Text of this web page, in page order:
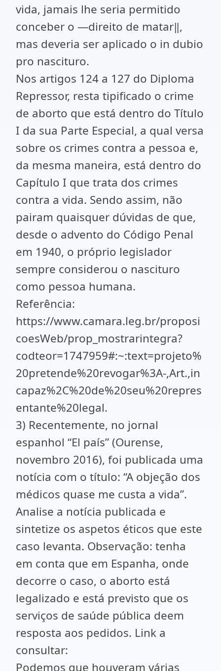
vida, jamais lhe seria permitido
conceber o ―direito de matar‖,
mas deveria ser aplicado o in dubio
pro nascituro.
Nos artigos 124 a 127 do Diploma
Repressor, resta tipificado o crime
de aborto que está dentro do Título
I da sua Parte Especial, a qual versa
sobre os crimes contra a pessoa e,
da mesma maneira, está dentro do
Capítulo I que trata dos crimes
contra a vida. Sendo assim, não
pairam quaisquer dúvidas de que,
desde o advento do Código Penal
em 1940, o próprio legislador
sempre considerou o nascituro
como pessoa humana.
Referência:
https://www.camara.leg.br/proposi
coesWeb/prop_mostrarintegra?
codteor=1747959#:~:text=projeto%
20pretende%20revogar%3A-,Art.,in
capaz%2C%20de%20seu%20repres
entante%20legal.
3) Recentemente, no jornal
espanhol “El país” (Ourense,
novembro 2016), foi publicada uma
notícia com o título: “A objeção dos
médicos quase me custa a vida”.
Analise a notícia publicada e
sintetize os aspetos éticos que este
caso levanta. Observação: tenha
em conta que em Espanha, onde
decorre o caso, o aborto está
legalizado e está previsto que os
serviços de saúde pública deem
resposta aos pedidos. Link a
consultar:
Podemos que houveram várias